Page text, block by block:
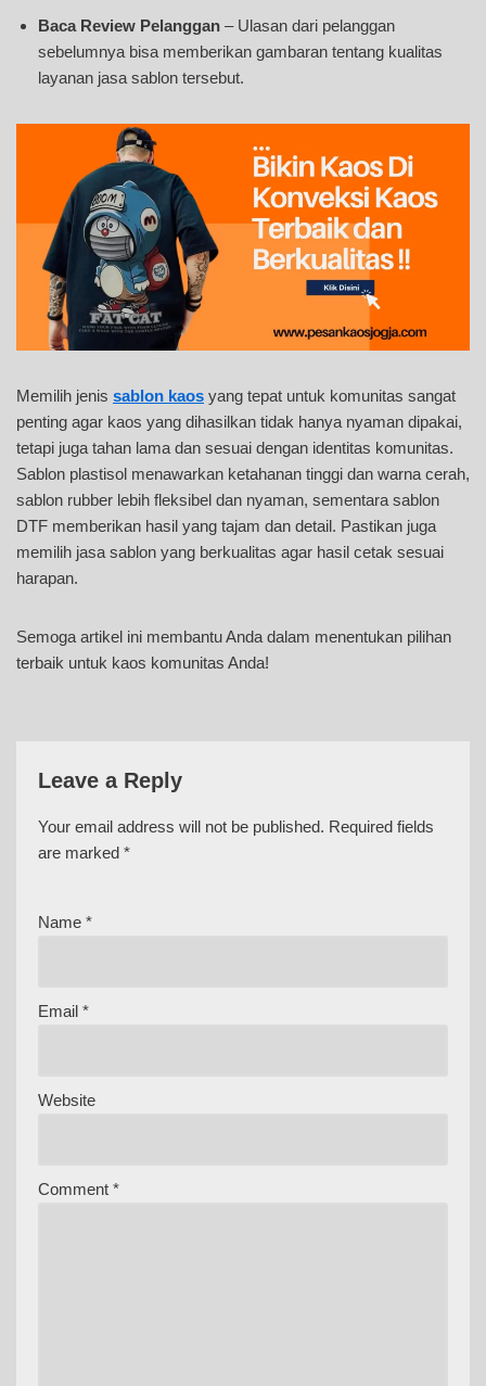
Baca Review Pelanggan – Ulasan dari pelanggan
sebelumnya bisa memberikan gambaran tentang kualitas
layanan jasa sablon tersebut.
Memilih jenis sablon kaos yang tepat untuk komunitas sangat
penting agar kaos yang dihasilkan tidak hanya nyaman dipakai,
tetapi juga tahan lama dan sesuai dengan identitas komunitas.
Sablon plastisol menawarkan ketahanan tinggi dan warna cerah,
sablon rubber lebih fleksibel dan nyaman, sementara sablon
DTF memberikan hasil yang tajam dan detail. Pastikan juga
memilih jasa sablon yang berkualitas agar hasil cetak sesuai
harapan.
Semoga artikel ini membantu Anda dalam menentukan pilihan
terbaik untuk kaos komunitas Anda!
Leave a Reply
Your email address will not be published. Required fields
are marked *
Name *
Email *
Website
Comment *